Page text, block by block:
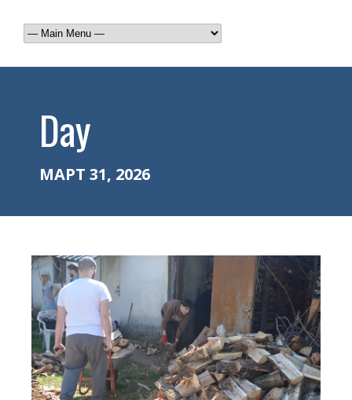
Day
МАРТ 31, 2026